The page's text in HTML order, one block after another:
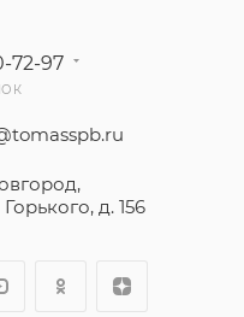
72-97
д. 156